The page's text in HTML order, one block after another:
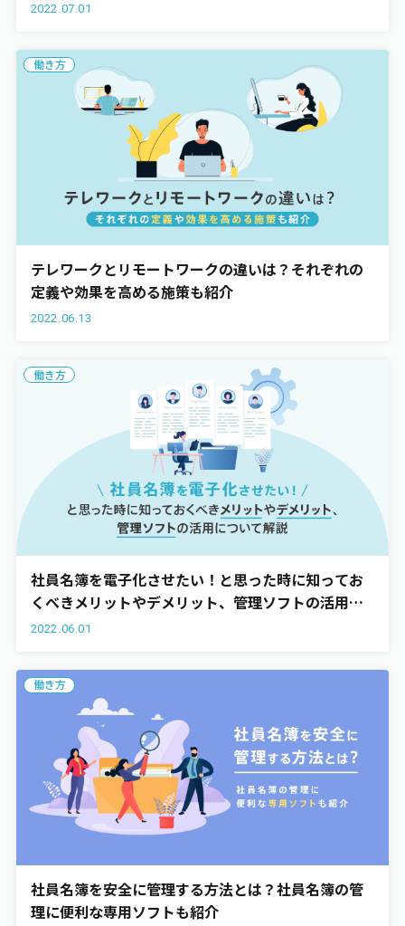
2022.07.01
働き方
テレワークとリモートワークの違いは？それぞれの
定義や効果を高める施策も紹介
2022.06.13
働き方
社員名簿を電子化させたい！と思った時に知ってお
くべきメリットやデメリット、管理ソフトの活用に
ついて解説
2022.06.01
働き方
社員名簿を安全に管理する方法とは？社員名簿の管
理に便利な専用ソフトも紹介